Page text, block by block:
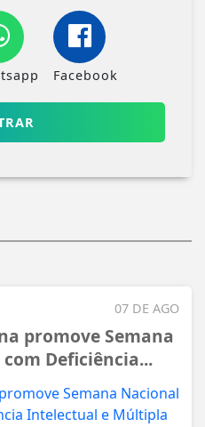
Facebook
07 DE AGO
promove Semana
Deficiência...